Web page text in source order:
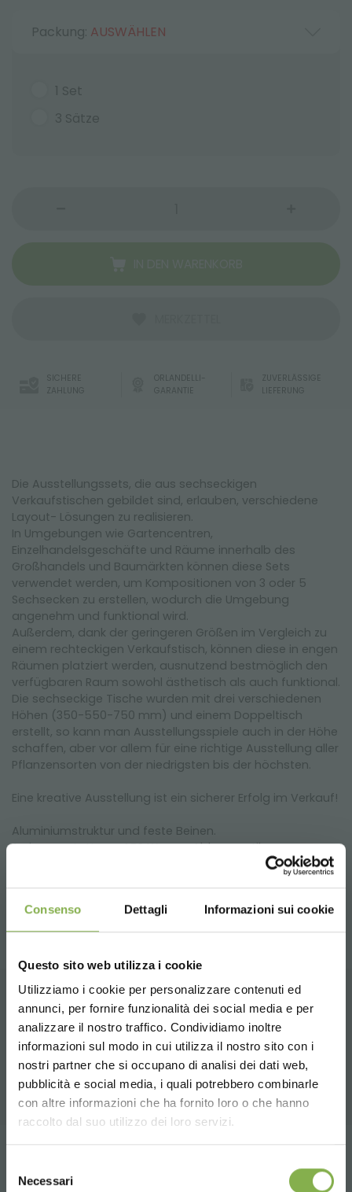
Consenso Dettagli Informazioni sui cookie
Questo sito web utilizza i cookie
Utilizziamo i cookie per personalizzare contenuti ed
annunci, per fornire funzionalità dei social media e per
analizzare il nostro traffico. Condividiamo inoltre
informazioni sul modo in cui utilizza il nostro sito con i
nostri partner che si occupano di analisi dei dati web,
pubblicità e social media, i quali potrebbero combinarle
con altre informazioni che ha fornito loro o che hanno
raccolto dal suo utilizzo dei loro servizi.
delNecessari
Packung: AUSWÄHLEN
1 Set
3 Sätze
SICHERE
ZAHLUNG
ORLANDELLI-
GARANTIE
ZUVERLÄSSIGE
LIEFERUNG
Die Ausstellungssets, die aus sechseckigen
Verkaufstischen gebildet sind, erlauben, verschiedene
Layout- Lösungen zu realisieren.
In Umgebungen wie Gartencentren,
Einzelhandelsgeschäfte und Räume innerhalb des
Großhandels und Baumärkten können diese Sets
verwendet werden, um Kompositionen von 3 oder 5
Sechsecken zu erstellen, wodurch die Umgebung
angenehm und funktional wird.
Außerdem, dank der geringeren Größen im Vergleich zu
einem rechteckigen Verkaufstisch, können diese in engen
Räumen platziert werden, ausnutzend bestmöglich den
verfügbaren Raum sowohl ästhetisch als auch funktional.
Die sechseckige Tische wurden mit drei verschiedenen
Höhen (350-550-750 mm) und einem Doppeltisch
erstellt, so kann man Ausstellungsspiele auch in der Höhe
schaffen, aber vor allem für eine richtige Ausstellung aller
Pflanzensorten von der niedrigsten bis der höchsten.
Eine kreative Ausstellung ist ein sicherer Erfolg im Verkauf!
Aluminiumstruktur und feste Beinen.
Serienausstattung: ABS Wanne, Ablassventil,
ZUGEHÖRIGE PRODUKTE
Eine Auswahl der besten Produkte zum Verkauf
auf orlandelli.it
Choose the country you are in and your
language for a better browsing experience
TAUCHE EIN IN UNSERE
WELT!
Ein kleines Geschenk für dich...
5 % Rabattauf deine erste Bestellung *
2 % Rabatt immerauf tutti deine
zukünftigen Einkäufe *
ab einem Bestellwert
von 15.000 €
DATENBLATT
HERUNTERLADEN
Melden Sie sich an oder